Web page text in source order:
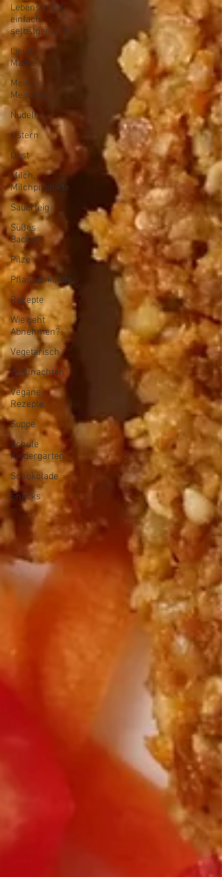
Lebensmittel
einfach
selbstgemacht
Lievito
Madre
Meine
Meinung
Nudeln
Ostern
Obst
Milch,
Milchprodukte
Sauerteig
Süßes
Backen
Pilze
Pflanzenkunde
Rezepte
Wie geht
Abnehmen?
Vegetarisch
Weihnachten
Vegane
Rezepte
Suppe
Schule
Kindergarten
Schokolade
Snacks